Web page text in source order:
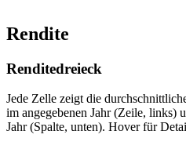
Rendite
Renditedreieck
Jede Zelle zeigt die
im angegebenen Jahr (Zeile, links)
Jahr (Spalte, unten). Hover für